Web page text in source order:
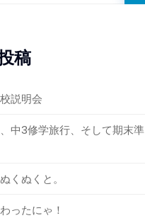
稿
説明会
中3修学旅行、そして期末準
くぬくと。
ったにゃ！